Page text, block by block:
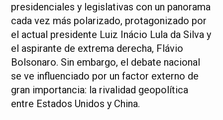
presidenciales y legislativas con un panorama
cada vez más polarizado, protagonizado por
el actual presidente Luiz Inácio Lula da Silva y
el aspirante de extrema derecha, Flávio
Bolsonaro. Sin embargo, el debate nacional
se ve influenciado por un factor externo de
gran importancia: la rivalidad geopolítica
entre Estados Unidos y China.